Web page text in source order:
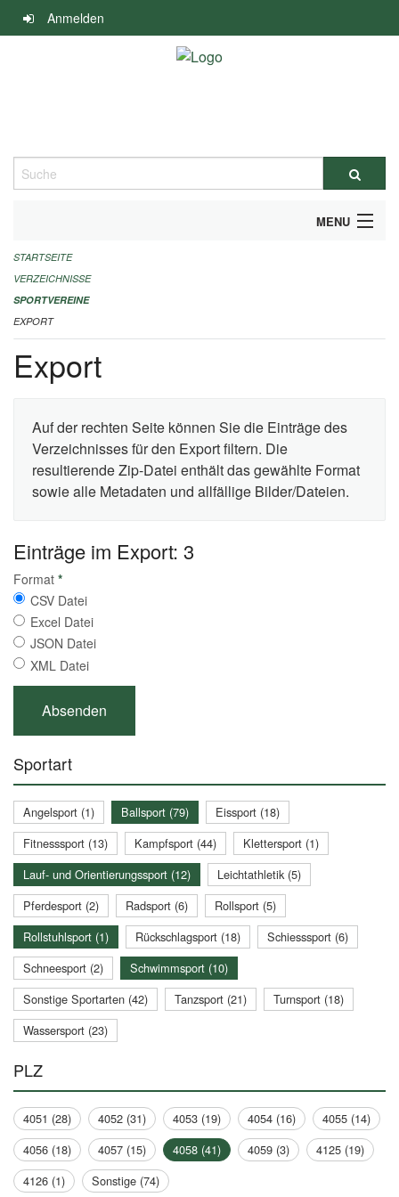
Navigation
überspringen
Anmelden
Suche
MENU
ALLGEMEINE INFORMATIONEN
FINANZIELLE UNTERSTÜTZUNG BENÖTIGT?
KONTAKT
STARTSEITE
VERZEICHNISSE
SPORTVEREINE
EXPORT
Export
Auf der rechten Seite können Sie die Einträge des
Verzeichnisses für den Export filtern. Die
resultierende Zip-Datei enthält das gewählte Format
sowie alle Metadaten und allfällige Bilder/Dateien.
Einträge im Export: 3
Format *
CSV Datei
Excel Datei
JSON Datei
XML Datei
Sportart
Angelsport (1) Ballsport (79)
Eissport (18)
Fitnesssport (13)
Kampfsport (44)
Klettersport (1)
Lauf- und Orientierungssport (12)
Leichtathletik (5)
Pferdesport (2)
Radsport (6)
Rollsport (5)
Rollstuhlsport (1)
Rückschlagsport (18)
Schiesssport (6)
Schneesport (2)
Schwimmsport (10)
Sonstige Sportarten (42)
Tanzsport (21)
Turnsport (18)
Wassersport (23)
PLZ
4051 (28) 4052 (31) 4053 (19) 4054 (16)
4055 (14)
4056 (18)
4057 (15) 4058 (41) 4059 (3)
4125 (19)
4126 (1)
Sonstige (74)